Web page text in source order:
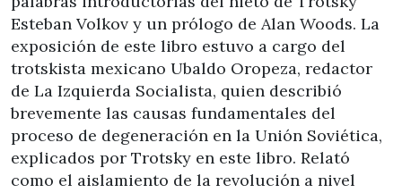
Esteban Volkov y un prólogo de Alan Woods. La
exposición de este libro estuvo a cargo del
trotskista mexicano Ubaldo Oropeza, redactor
de La Izquierda Socialista, quien describió
brevemente las causas fundamentales del
proceso de degeneración en la Unión Soviética,
explicados por Trotsky en este libro. Relató
como el aislamiento de la revolución a nivel